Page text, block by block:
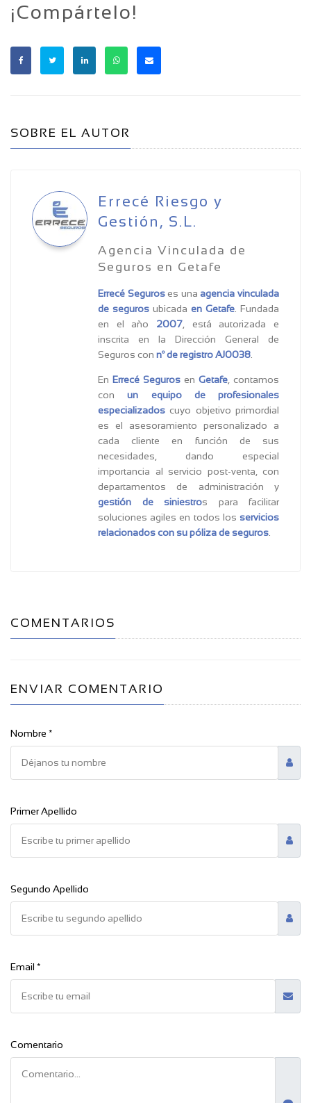
¡Compártelo!
SOBRE EL AUTOR
Errecé Riesgo y
Gestión, S.L.
Agencia Vinculada de
Seguros en Getafe
Errecé Seguroses unaagencia vinculada
de seguros ubicada en Getafe . Fundada
en el año 2007 , está autorizada e
inscrita en la Dirección General de
Seguros con nº de registro AJ0038
En Errecé Seguros en Getafe , contamos
conun equipo de profesionales
especializados cuyo objetivo primordial
es el asesoramiento personalizado a
cada cliente en función de sus
necesidades, dando especial
importancia al servicio post‐venta, con
departamentos de administración y
gestión de siniestros para facilitar
soluciones agiles en todos los servicios
relacionados con su póliza de seguros
COMENTARIOS
ENVIAR COMENTARIO
Nombre *
Primer Apellido
Segundo Apellido
Email *
Comentario